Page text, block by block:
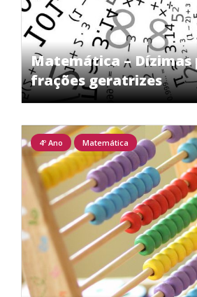
Matemática – Dízimas
frações geratrizes
4º Ano Matemática